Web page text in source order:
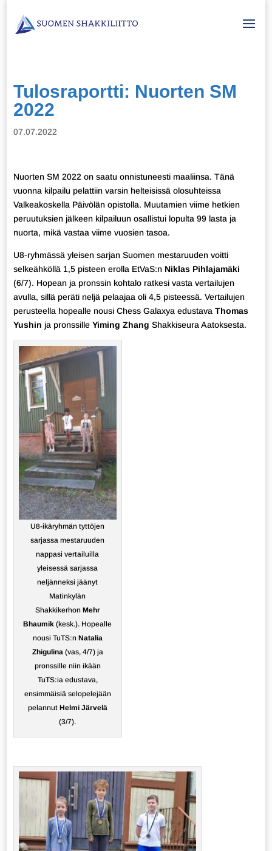
Tulosraportti: Nuorten SM
2022
07.07.2022
Nuorten SM 2022 on saatu onnistuneesti maaliinsa. Tänä
vuonna kilpailu pelattiin varsin helteisissä olosuhteissa
Valkeakoskella Päivölän opistolla. Muutamien viime hetkien
peruutuksien jälkeen kilpailuun osallistui lopulta 99 lasta ja
nuorta, mikä vastaa viime vuosien tasoa.
U8-ryhmässä yleisen sarjan Suomen mestaruuden voitti
selkeähköllä 1,5 pisteen erolla EtVaS:n Niklas Pihlajamäki
(6/7). Hopean ja pronssin kohtalo ratkesi vasta vertailujen
avulla, sillä peräti neljä pelaajaa oli 4,5 pisteessä. Vertailujen
perusteella hopealle nousi Chess Galaxya edustava Thomas
Yushin ja pronssille Yiming Zhang Shakkiseura Aatoksesta.
U8-ikäryhmän tyttöjen
sarjassa mestaruuden
nappasi vertailuilla
yleisessä sarjassa
neljänneksi jäänyt
Matinkylän
Shakkikerhon Mehr
Bhaumik (kesk.). Hopealle
nousi TuTS:n Natalia
Zhigulina (vas, 4/7) ja
pronssille niin ikään
TuTS:ia edustava,
ensimmäisiä selopelejään
pelannut Helmi Järvelä
(3/7).